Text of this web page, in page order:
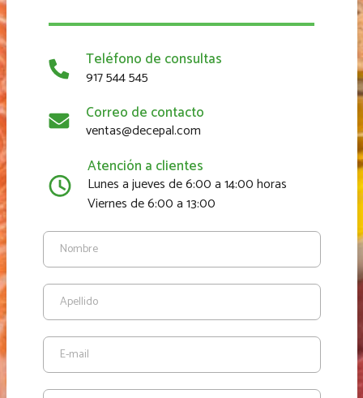
Teléfono de consultas
917 544 545
Correo de contacto
ventas@decepal.com
Atención a clientes
Lunes a jueves de 6:00 a 14:00 horas
Viernes de 6:00 a 13:00